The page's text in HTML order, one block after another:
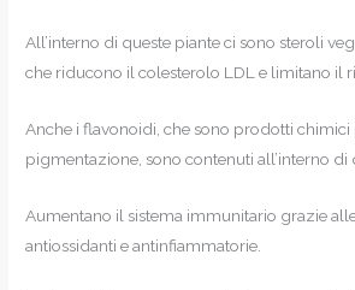
All’interno di queste piante ci sono steroli
che riducono il colesterolo LDL e limitano il
Anche i flavonoidi, che sono prodotti chimici
pigmentazione, sono contenuti all’interno di
Aumentano il sistema immunitario grazie
antiossidanti e antinfiammatorie.